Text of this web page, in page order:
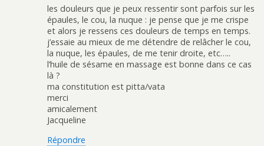
les douleurs que je peux ressentir sont parfois sur les
épaules, le cou, la nuque : je pense que je me crispe
et alors je ressens ces douleurs de temps en temps.
j’essaie au mieux de me détendre de relâcher le cou,
la nuque, les épaules, de me tenir droite, etc…..
l’huile de sésame en massage est bonne dans ce cas
là ?
ma constitution est pitta/vata
merci
amicalement
Jacqueline
Répondre